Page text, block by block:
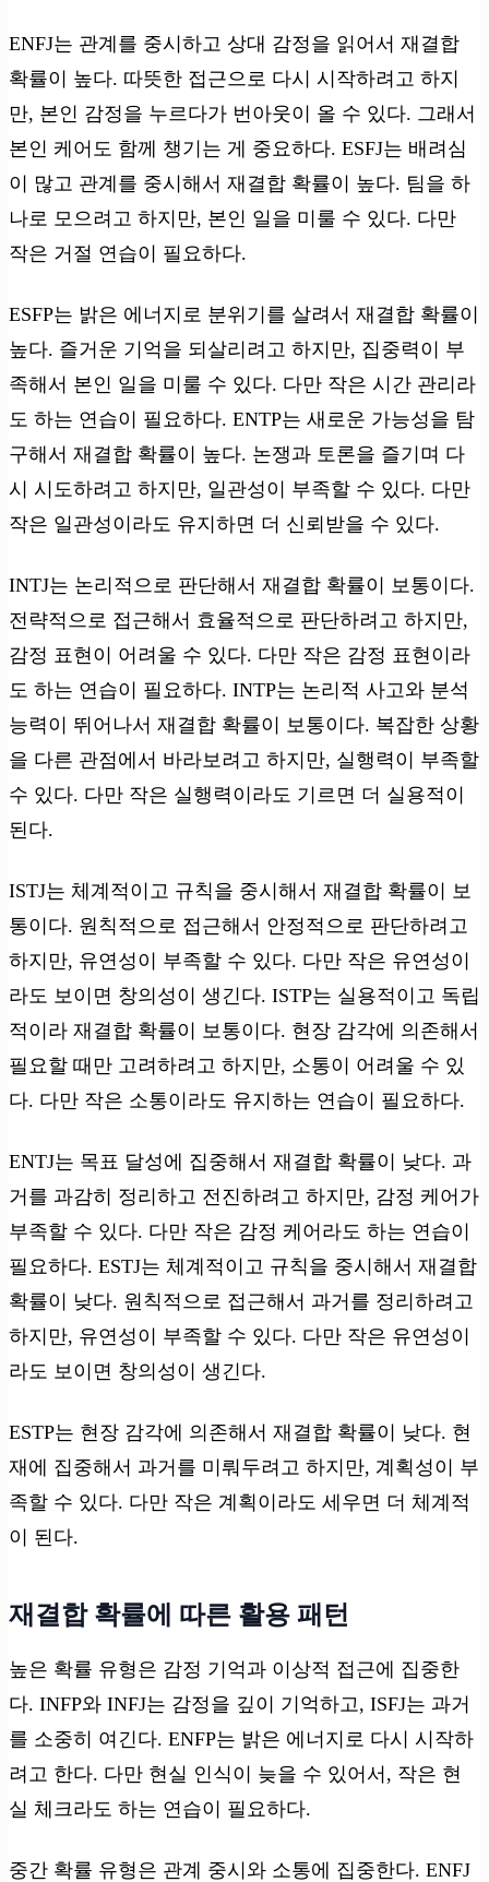
ENFJ는 관계를 중시하고 상대 감정을 읽어서 재결합
확률이 높다. 따뜻한 접근으로 다시 시작하려고 하지
만, 본인 감정을 누르다가 번아웃이 올 수 있다. 그래서
본인 케어도 함께 챙기는 게 중요하다. ESFJ는 배려심
이 많고 관계를 중시해서 재결합 확률이 높다. 팀을 하
나로 모으려고 하지만, 본인 일을 미룰 수 있다. 다만
작은 거절 연습이 필요하다.
ESFP는 밝은 에너지로 분위기를 살려서 재결합 확률이
높다. 즐거운 기억을 되살리려고 하지만, 집중력이 부
족해서 본인 일을 미룰 수 있다. 다만 작은 시간 관리라
도 하는 연습이 필요하다. ENTP는 새로운 가능성을 탐
구해서 재결합 확률이 높다. 논쟁과 토론을 즐기며 다
시 시도하려고 하지만, 일관성이 부족할 수 있다. 다만
작은 일관성이라도 유지하면 더 신뢰받을 수 있다.
INTJ는 논리적으로 판단해서 재결합 확률이 보통이다.
전략적으로 접근해서 효율적으로 판단하려고 하지만,
감정 표현이 어려울 수 있다. 다만 작은 감정 표현이라
도 하는 연습이 필요하다. INTP는 논리적 사고와 분석
능력이 뛰어나서 재결합 확률이 보통이다. 복잡한 상황
을 다른 관점에서 바라보려고 하지만, 실행력이 부족할
수 있다. 다만 작은 실행력이라도 기르면 더 실용적이
된다.
ISTJ는 체계적이고 규칙을 중시해서 재결합 확률이 보
통이다. 원칙적으로 접근해서 안정적으로 판단하려고
하지만, 유연성이 부족할 수 있다. 다만 작은 유연성이
라도 보이면 창의성이 생긴다. ISTP는 실용적이고 독립
적이라 재결합 확률이 보통이다. 현장 감각에 의존해서
필요할 때만 고려하려고 하지만, 소통이 어려울 수 있
다. 다만 작은 소통이라도 유지하는 연습이 필요하다.
ENTJ는 목표 달성에 집중해서 재결합 확률이 낮다. 과
거를 과감히 정리하고 전진하려고 하지만, 감정 케어가
부족할 수 있다. 다만 작은 감정 케어라도 하는 연습이
필요하다. ESTJ는 체계적이고 규칙을 중시해서 재결합
확률이 낮다. 원칙적으로 접근해서 과거를 정리하려고
하지만, 유연성이 부족할 수 있다. 다만 작은 유연성이
라도 보이면 창의성이 생긴다.
ESTP는 현장 감각에 의존해서 재결합 확률이 낮다. 현
재에 집중해서 과거를 미뤄두려고 하지만, 계획성이 부
족할 수 있다. 다만 작은 계획이라도 세우면 더 체계적
이 된다.
재결합 확률에 따른 활용 패턴
높은 확률 유형은 감정 기억과 이상적 접근에 집중한
다. INFP와 INFJ는 감정을 깊이 기억하고, ISFJ는 과거
를 소중히 여긴다. ENFP는 밝은 에너지로 다시 시작하
려고 한다. 다만 현실 인식이 늦을 수 있어서, 작은 현
실 체크라도 하는 연습이 필요하다.
중간 확률 유형은 관계 중시와 소통에 집중한다. ENFJ